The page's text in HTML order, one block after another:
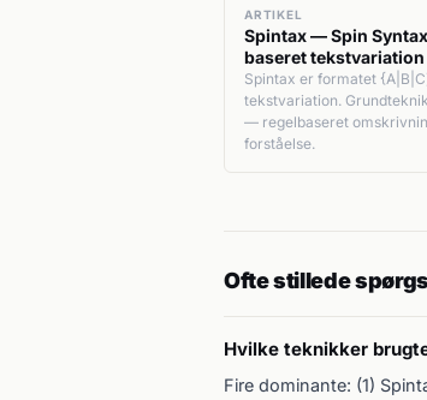
ARTIKEL
Spintax — Spin
baseret tekstvariation
Spintax er formatet
tekstvariation.
— regelbaseret
forståelse.
Ofte stillede
Hvilke teknikker
Fire dominante: (1)